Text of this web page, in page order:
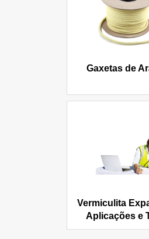
Gaxetas de
Vermiculita
Aplicações e